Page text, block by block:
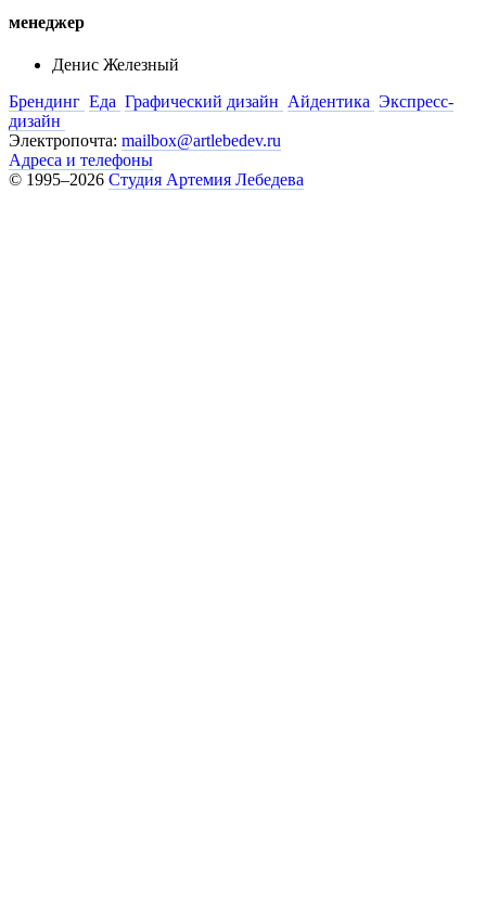
менеджер
Денис Железный
Брендинг Еда Графический дизайн Айдентика Экспресс-
дизайн
Электропочта: mailbox@artlebedev.ru
Адреса и телефоны
© 1995–2026 Студия Артемия Лебедева